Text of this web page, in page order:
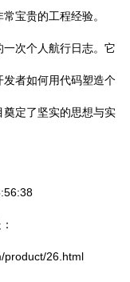
宝贵的工程经验。
次个人航行日志。它
者如何用代码塑造个
奠定了坚实的思想与实
product/26.html